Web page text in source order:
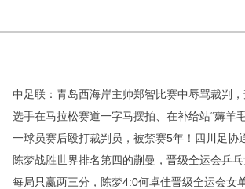
一球员赛后殴打裁判员，被禁赛5年！四川足协
陈梦战胜世界排名第四的蒯曼，晋级全运会乒
每局只赢两三分，陈梦4:0何卓佳晋级全运会女